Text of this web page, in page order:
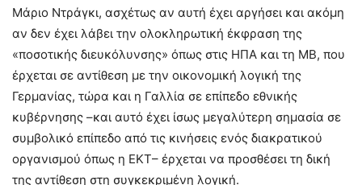
Μάριο Ντράγκι, ασχέτως αν αυτή έχει αργήσει και ακόμη
αν δεν έχει λάβει την ολοκληρωτική έκφραση της
«ποσοτικής διευκόλυνσης» όπως στις ΗΠΑ και τη ΜΒ, που
έρχεται σε αντίθεση με την οικονομική λογική της
Γερμανίας, τώρα και η Γαλλία σε επίπεδο εθνικής
κυβέρνησης –και αυτό έχει ίσως μεγαλύτερη σημασία σε
συμβολικό επίπεδο από τις κινήσεις ενός διακρατικού
οργανισμού όπως η ΕΚΤ– έρχεται να προσθέσει τη δική
της αντίθεση στη συγκεκριμένη λογική.